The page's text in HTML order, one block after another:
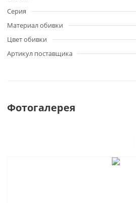
Серия
Материал обивки
Цвет обивки
Артикул поставщика
Фотогалерея